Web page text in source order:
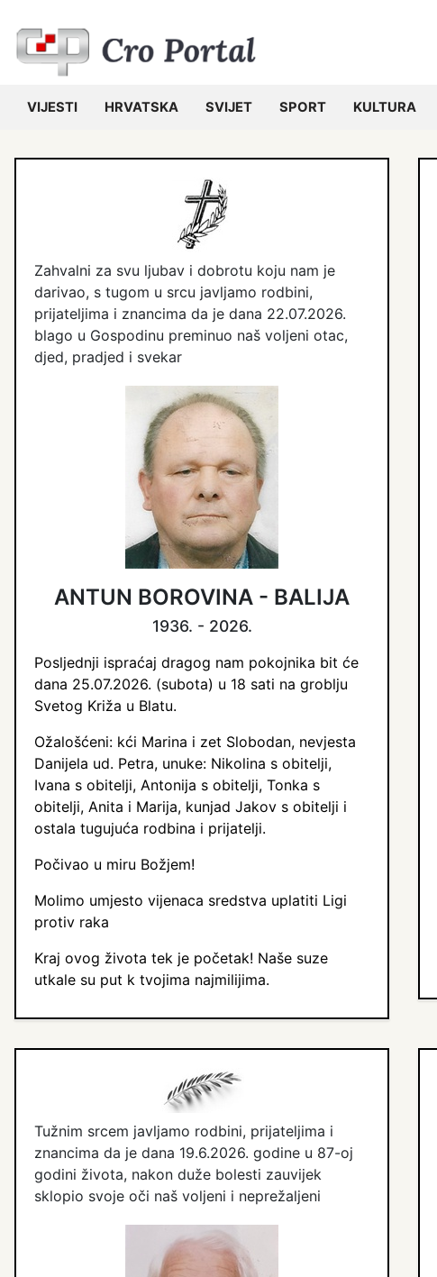
VIJESTI HRVATSKA SVIJET SPORT KULTURA
Zahvalni za svu ljubav i dobrotu koju nam je
darivao, s tugom u srcu javljamo rodbini,
prijateljima i znancima da je dana 22.07.2026.
blago u Gospodinu preminuo naš voljeni otac,
djed, pradjed i svekar
ANTUN BOROVINA - BALIJA
1936. - 2026.
Posljednji ispraćaj dragog nam pokojnika bit će
dana 25.07.2026. (subota) u 18 sati na groblju
Svetog Križa u Blatu.
Ožalošćeni: kći Marina i zet Slobodan, nevjesta
Danijela ud. Petra, unuke: Nikolina s obitelji,
Ivana s obitelji, Antonija s obitelji, Tonka s
obitelji, Anita i Marija, kunjad Jakov s obitelji i
ostala tugujuća rodbina i prijatelji.
Počivao u miru Božjem!
Molimo umjesto vijenaca sredstva uplatiti Ligi
protiv raka
Kraj ovog života tek je početak! Naše suze
utkale su put k tvojima najmilijima.
Tužnim srcem javljamo rodbini, prijateljima i
znancima da je dana 19.6.2026. godine u 87-oj
godini života, nakon duže bolesti zauvijek
sklopio svoje oči naš voljeni i neprežaljeni